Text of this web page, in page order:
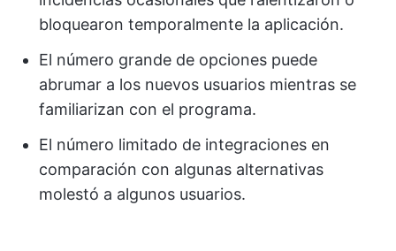
bloquearon temporalmente la aplicación.
El número grande de opciones puede
abrumar a los nuevos usuarios mientras se
familiarizan con el programa.
El número limitado de integraciones en
comparación con algunas alternativas
molestó a algunos usuarios.